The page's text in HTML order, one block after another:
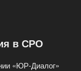
в СРО
«ЮР-Диалог»